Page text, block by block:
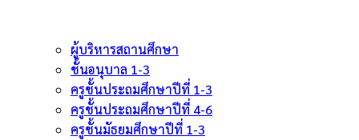
ผู้บริหารสถานศึกษา
ชั้นอนุบาล 1-3
ครูชั้นประถมศึกษาปีที่ 1-3
ครูชั้นประถมศึกษาปีที่ 4-6
ครูชั้นมัธยมศึกษาปีที่ 1-3